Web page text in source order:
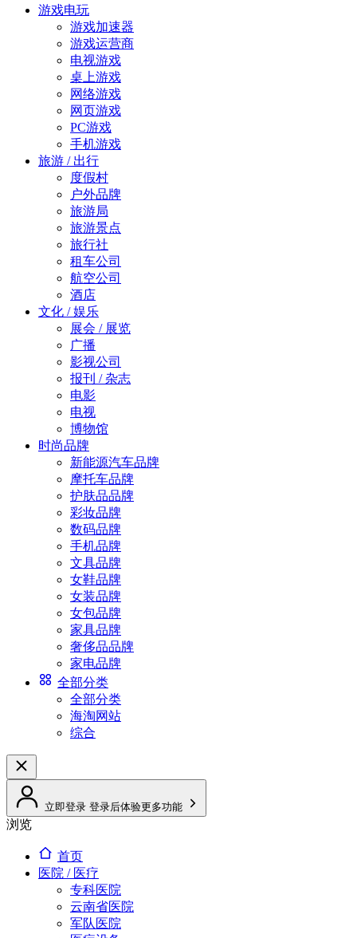
游戏电玩
游戏加速器
游戏运营商
电视游戏
桌上游戏
网络游戏
网页游戏
PC游戏
手机游戏
旅游 / 出行
度假村
户外品牌
旅游局
旅游景点
旅行社
租车公司
航空公司
酒店
文化 / 娱乐
展会 / 展览
广播
影视公司
报刊 / 杂志
电影
电视
博物馆
时尚品牌
新能源汽车品牌
摩托车品牌
护肤品品牌
彩妆品牌
数码品牌
手机品牌
文具品牌
女鞋品牌
女装品牌
女包品牌
家具品牌
奢侈品品牌
家电品牌
全部分类
全部分类
海淘网站
综合
立即登录 登录后体验更多功能
浏览
首页
医院 / 医疗
专科医院
云南省医院
军队医院